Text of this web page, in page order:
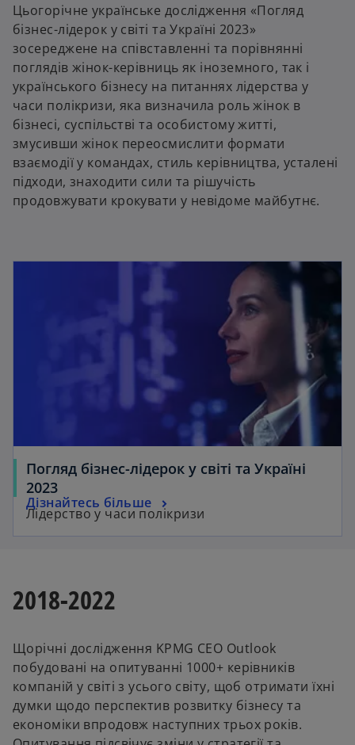
Цьогорічне українське дослідження «Погляд
бізнес-лідерок у світі та Україні 2023»
зосереджене на співставленні та порівнянні
поглядів жінок-керівниць як іноземного, так і
українського бізнесу на питаннях лідерства у
часи полікризи, яка визначила роль жінок в
бізнесі, суспільстві та особистому житті,
змусивши жінок переосмислити формати
взаємодії у командах, стиль керівництва, усталені
підходи, знаходити сили та рішучість
продовжувати крокувати у невідоме майбутнє.
Погляд бізнес-лідерок у світі та Україні
2023
Лідерство у часи полікризи
Дізнайтесь більше
2018-2022
Щорічні дослідження KPMG CEO Outlook
побудовані на опитуванні 1000+ керівників
компаній у світі з усього світу, щоб отримати їхні
думки щодо перспектив розвитку бізнесу та
економіки впродовж наступних трьох років.